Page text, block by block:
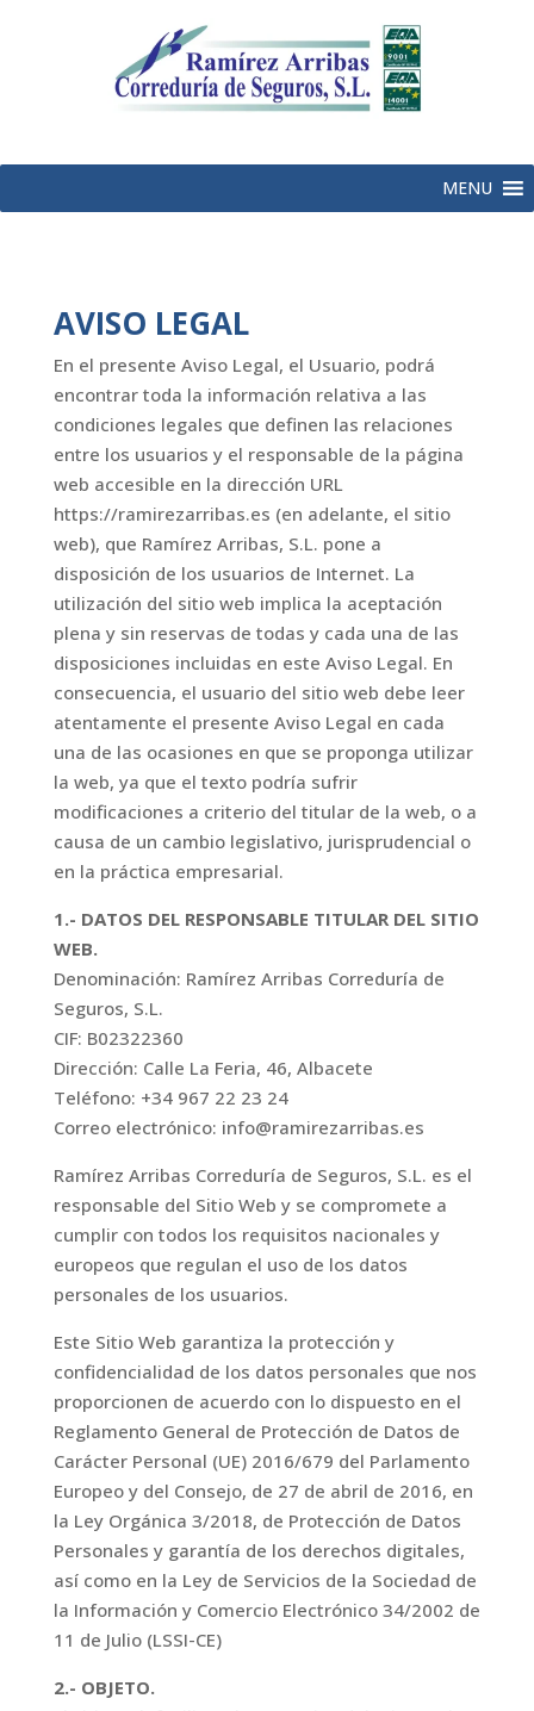
MENU
AVISO LEGAL
En el presente Aviso Legal, el Usuario, podrá
encontrar toda la información relativa a las
condiciones legales que definen las relaciones
entre los usuarios y el responsable de la página
web accesible en la dirección URL
https://ramirezarribas.es (en adelante, el sitio
web), que Ramírez Arribas, S.L. pone a
disposición de los usuarios de Internet. La
utilización del sitio web implica la aceptación
plena y sin reservas de todas y cada una de las
disposiciones incluidas en este Aviso Legal. En
consecuencia, el usuario del sitio web debe leer
atentamente el presente Aviso Legal en cada
una de las ocasiones en que se proponga utilizar
la web, ya que el texto podría sufrir
modificaciones a criterio del titular de la web, o a
causa de un cambio legislativo, jurisprudencial o
en la práctica empresarial.
1.- DATOS DEL RESPONSABLE TITULAR DEL SITIO
WEB.
Denominación: Ramírez Arribas Correduría de
Seguros, S.L.
CIF: B02322360
Dirección: Calle La Feria, 46, Albacete
Teléfono: +34 967 22 23 24
Correo electrónico: info@ramirezarribas.es
Ramírez Arribas Correduría de Seguros, S.L. es el
responsable del Sitio Web y se compromete a
cumplir con todos los requisitos nacionales y
europeos que regulan el uso de los datos
personales de los usuarios.
Este Sitio Web garantiza la protección y
confidencialidad de los datos personales que nos
proporcionen de acuerdo con lo dispuesto en el
Reglamento General de Protección de Datos de
Carácter Personal (UE) 2016/679 del Parlamento
Europeo y del Consejo, de 27 de abril de 2016, en
la Ley Orgánica 3/2018, de Protección de Datos
Personales y garantía de los derechos digitales,
así como en la Ley de Servicios de la Sociedad de
la Información y Comercio Electrónico 34/2002 de
11 de Julio (LSSI-CE)
2.- OBJETO.